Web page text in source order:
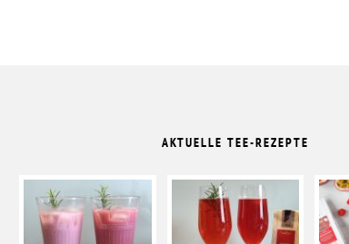
AKTUELLE TEE-REZEPTE